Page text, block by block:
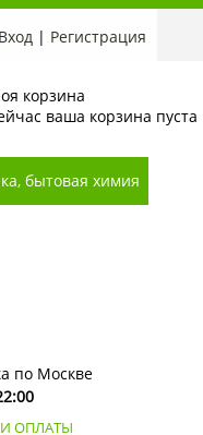
Вход | Регистрация
корзина
ваша корзина пуста
бытовая химия
по Москве
ОПЛАТЫ